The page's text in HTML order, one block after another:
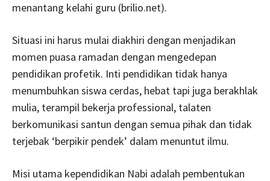
menantang kelahi guru (brilio.net).
Situasi ini harus mulai diakhiri dengan menjadikan
momen puasa ramadan dengan mengedepan
pendidikan profetik. Inti pendidikan tidak hanya
menumbuhkan siswa cerdas, hebat tapi juga berakhlak
mulia, terampil bekerja professional, talaten
berkomunikasi santun dengan semua pihak dan tidak
terjebak ‘berpikir pendek’ dalam menuntut ilmu.
Misi utama kependidikan Nabi adalah pembentukan